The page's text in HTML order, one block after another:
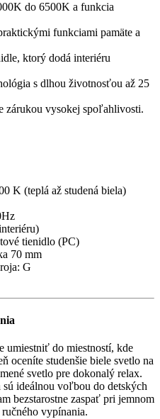
do 6500K a funkcia
funkciami pamäte a
ktorý dodá interiéru
s dlhou životnosťou až 25
zárukou vysokej spoľahlivosti.
K (teplá až studená biela)
tienidlo (PC)
70 mm
G
umiestniť do miestností, kde
oceníte studenšie biele svetlo na
svetlo pre dokonalý relax.
sú ideálnou voľbou do detských
bezstarostne zaspať pri jemnom
vypínania.